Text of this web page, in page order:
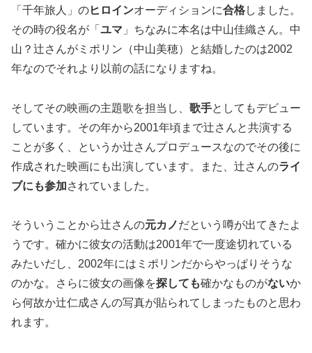
「千年旅人」のヒロインオーディションに合格しました。
その時の役名が「 ユマ 」ちなみに本名は中山佳織さん。中
山？辻さんがミポリン（中山美穂）と結婚したのは2002
年なのでそれより以前の話になりますね。
そしてその映画の主題歌を担当し、 歌手としてもデビュー
しています。その年から2001年頃まで辻さんと共演する
ことが多く、というか辻さんプロデュースなのでその後に
作成された映画にも出演しています。また、辻さんのライ
ブにも参加されていました。
そういうことから辻さんの元カノだという噂が出てきたよ
うです。確かに彼女の活動は2001年で一度途切れている
みたいだし、2002年にはミポリンだからやっぱりそうな
のかな。さらに彼女の画像を探しても確かなものがないか
ら何故か辻仁成さんの写真が貼られてしまったものと思わ
れます。